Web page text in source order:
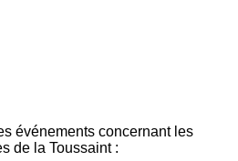
événements concernant les
de la Toussaint :